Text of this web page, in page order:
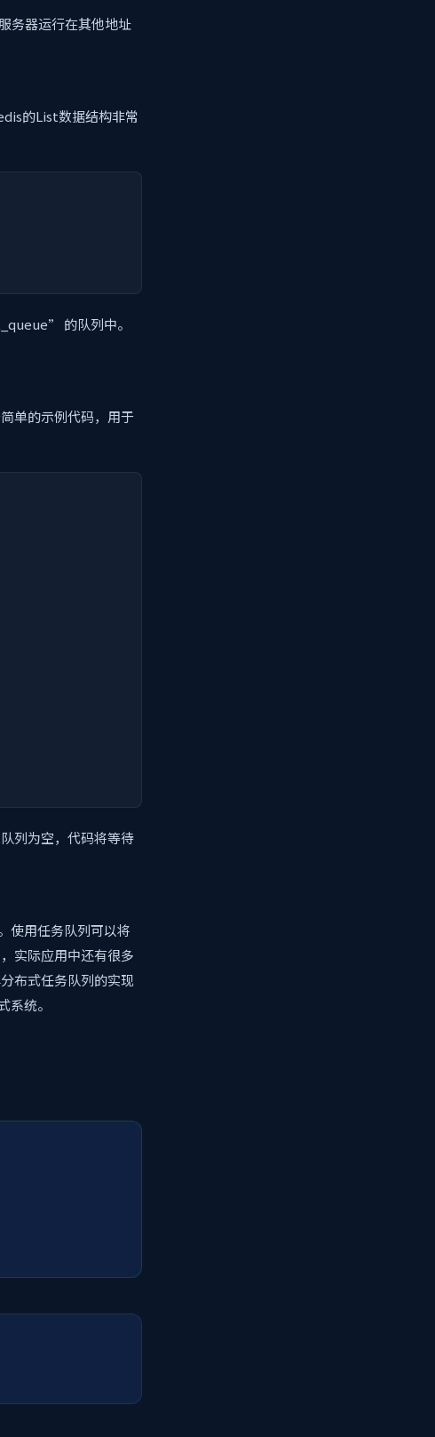
务器运行在其他地址
的List数据结构非常
的队列中。
单的示例代码，用于
列为空，代码将等待
使用任务队列可以将
实际应用中还有很多
布式任务队列的实现
统。